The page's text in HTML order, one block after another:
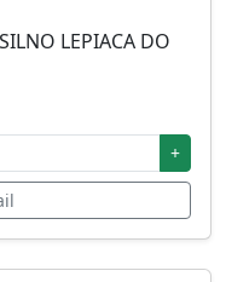
LEPIACA DO
+